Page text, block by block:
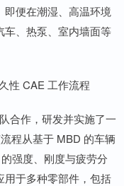
即便在潮湿、高温环境
车、热泵、室内墙面等
性 CAE 工作流程
合作，研发并实施了一
程从基于 MBD 的车辆
强度、刚度与疲劳分
用于多种零部件，包括